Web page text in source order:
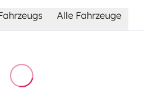
Alle Fahrzeuge